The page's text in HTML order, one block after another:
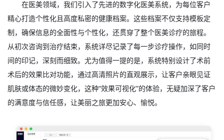
在医美领域，我们引入了先进的数字化医美系统，为每位客户
精心打造个性化且高度私密的健康档案。这些档案不仅支持模板定
制，确保信息的全面性与个性化，还贯穿了整个医美诊疗的旅程。
从初次咨询到治疗结束，系统详尽记录了每一步诊疗操作，如同时
间的印记，深刻而细致。尤为值得一提的是，系统特别设计了术前
术后的效果比对功能，通过高清照片的直观展示，让客户亲眼见证
肌肤或体态的微妙变化，这种“效果可视化”的体验，无疑加深了客户
的满意度与信任感，让美丽之旅更加安心、愉悦。